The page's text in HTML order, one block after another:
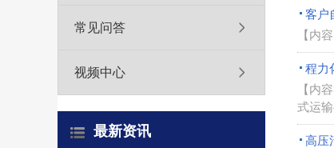
常见问答
视频中心
最新资讯
客户
【内
程力
【内
式运
高压